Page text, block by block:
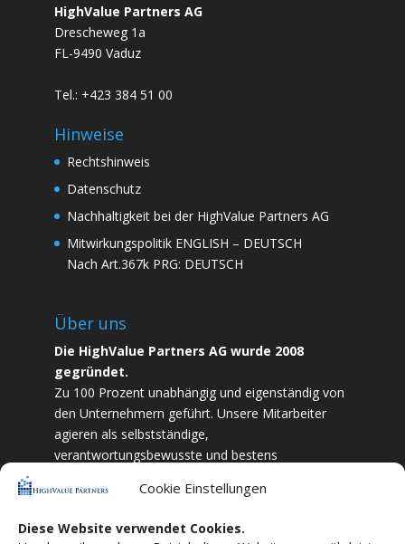
Cookie Einstellungen
Diese Website verwendet Cookies.
HighValue Partners AG
Drescheweg 1a
FL-9490 Vaduz
Tel.: +423 384 51 00
Hinweise
Rechtshinweis
Datenschutz
Nachhaltigkeit bei der HighValue Partners AG
Mitwirkungspolitik ENGLISH – DEUTSCH
Nach Art.367k PRG: DEUTSCH
Über uns
Die HighValue Partners AG wurde 2008
gegründet.
Zu 100 Prozent unabhängig und eigenständig von
den Unternehmern geführt. Unsere Mitarbeiter
agieren als selbstständige,
verantwortungsbewusste und bestens
und Zielstrebigkeit sind wir bestrebt das